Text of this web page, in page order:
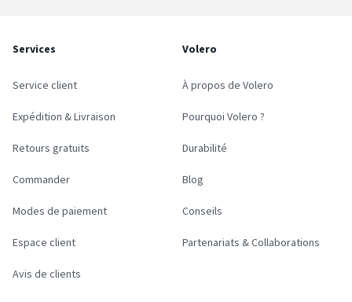
Services
Service client
Expédition & Livraison
Retours gratuits
Commander
Modes de paiement
Espace client
Avis de clients
Volero
À propos de Volero
Pourquoi Volero ?
Durabilité
Blog
Conseils
Partenariats & Collaborations